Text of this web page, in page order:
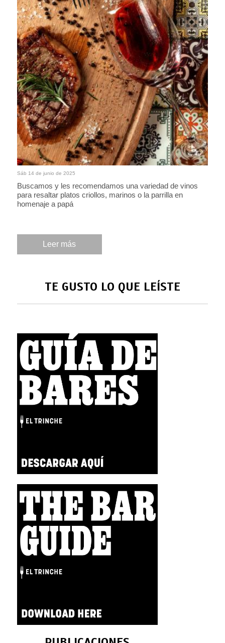
Sáb 14 de junio de 2025
Buscamos y les recomendamos una variedad de vinos
para resaltar platos criollos, marinos o la parrilla en
homenaje a papá
Leer más
TE GUSTO LO QUE LEÍSTE